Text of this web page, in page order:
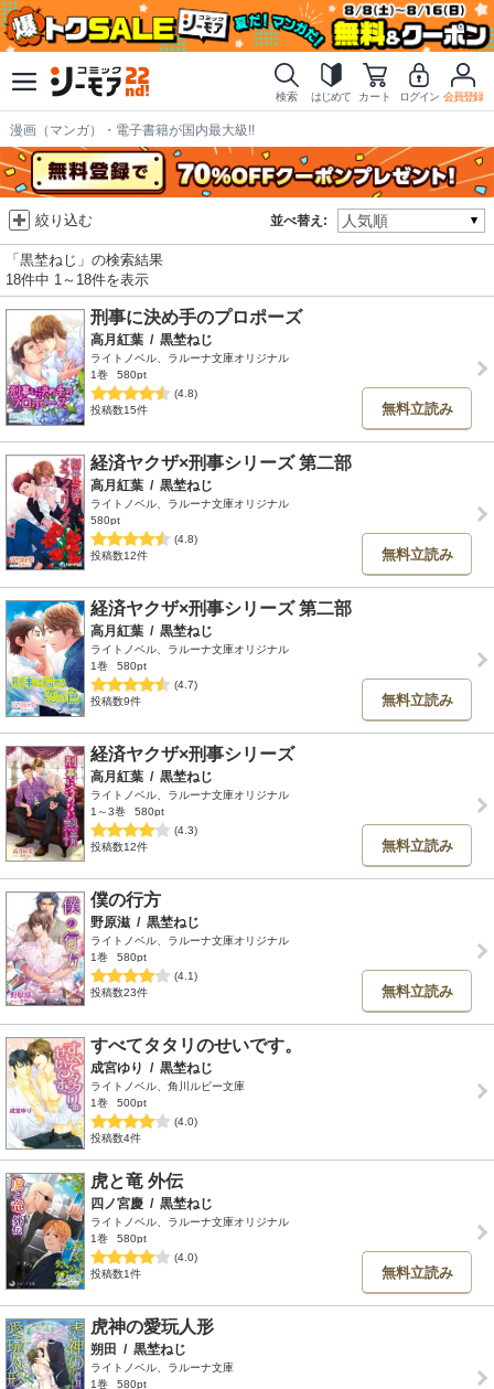
検索 はじめて カート ログイン 会員登録
漫画（マンガ）・電子書籍が国内最大級!!
並べ替え:
絞り込む
「黒埜ねじ」の検索結果
18件中 1～18件を表示
刑事に決め手のプロポーズ
高月紅葉 / 黒埜ねじ
ライトノベル、ラルーナ文庫オリジナル
1巻
580pt
(4.8)
投稿数15件
無料立読み
経済ヤクザ×刑事シリーズ 第二部
高月紅葉 / 黒埜ねじ
ライトノベル、ラルーナ文庫オリジナル
580pt
(4.8)
投稿数12件
無料立読み
経済ヤクザ×刑事シリーズ 第二部
高月紅葉 / 黒埜ねじ
ライトノベル、ラルーナ文庫オリジナル
1巻
580pt
(4.7)
投稿数9件
無料立読み
経済ヤクザ×刑事シリーズ
高月紅葉 / 黒埜ねじ
ライトノベル、ラルーナ文庫オリジナル
1～3巻
580pt
(4.3)
投稿数12件
無料立読み
僕の行方
野原滋 / 黒埜ねじ
ライトノベル、ラルーナ文庫オリジナル
1巻
580pt
(4.1)
投稿数23件
無料立読み
すべてタタリのせいです。
成宮ゆり / 黒埜ねじ
ライトノベル、角川ルビー文庫
1巻
500pt
(4.0)
投稿数4件
虎と竜 外伝
四ノ宮慶 / 黒埜ねじ
ライトノベル、ラルーナ文庫オリジナル
1巻
580pt
(4.0)
投稿数1件
無料立読み
虎神の愛玩人形
朔田 / 黒埜ねじ
ライトノベル、ラルーナ文庫
1巻
580pt